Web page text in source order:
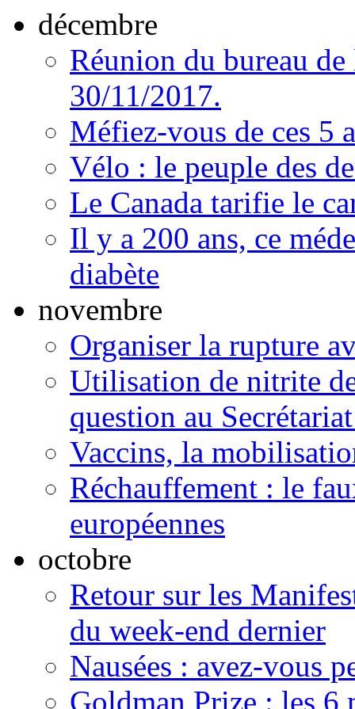
décembre
Réunion du bureau
30/11/2017.
Méfiez-vous de ces 5
Vélo : le peuple des
Le Canada tarifie le
Il y a 200 ans, ce
diabète
novembre
Organiser la rupture
Utilisation de nitrite
question au
Vaccins, la
Réchauffement : le
européennes
octobre
Retour sur les
du week-end dernier
Nausées : avez-vous
Goldman Prize : les 6